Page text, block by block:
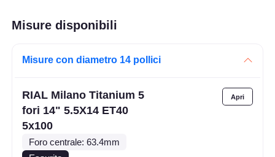
Misure disponibili
Misure con diametro 14 pollici
RIAL Milano Titanium 5
fori 14" 5.5X14 ET40
5x100
Foro centrale: 63.4mm